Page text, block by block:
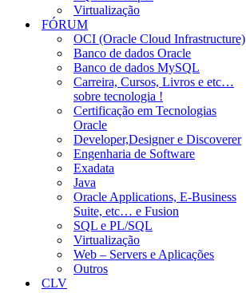
Virtualização
FÓRUM
OCI (Oracle Cloud Infrastructure)
Banco de dados Oracle
Banco de dados MySQL
Carreira, Cursos, Livros e etc…
sobre tecnologia !
Certificação em Tecnologias
Oracle
Developer,Designer e Discoverer
Engenharia de Software
Exadata
Java
Oracle Applications, E-Business
Suite, etc… e Fusion
SQL e PL/SQL
Virtualização
Web – Servers e Aplicações
Outros
CLV